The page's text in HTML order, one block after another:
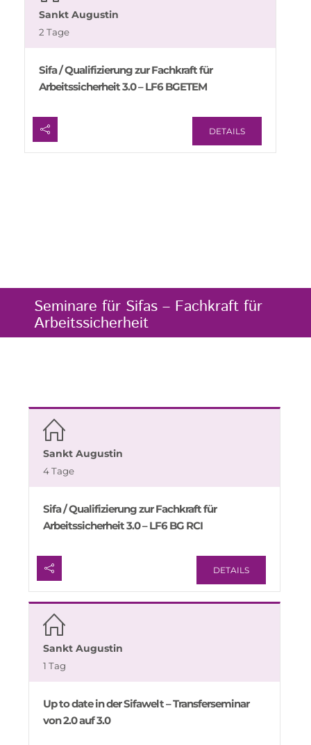
Sankt Augustin
2 Tage
Sifa / Qualifizierung zur Fachkraft für
Arbeitssicherheit 3.0 – LF6 BGETEM
DETAILS
Seminare für Sifas – Fachkraft für
Arbeitssicherheit
Sankt Augustin
4 Tage
Sifa / Qualifizierung zur Fachkraft für
Arbeitssicherheit 3.0 – LF6 BG RCI
DETAILS
Sankt Augustin
1 Tag
Up to date in der Sifawelt – Transferseminar
von 2.0 auf 3.0